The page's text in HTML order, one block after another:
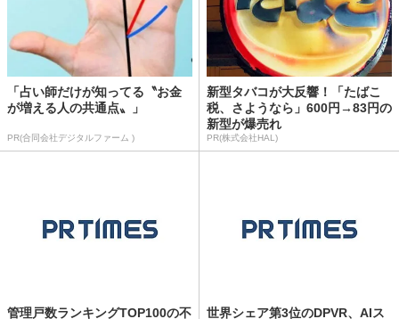
「占い師だけが知ってる〝お金
が増える人の共通点〟」
PR(合同会社デジタルファーム )
新型タバコが大反響！「たばこ
税、さようなら」600円→83円の
新型が爆売れ
PR(株式会社HAL)
管理戸数ランキングTOP100の不 世界シェア第3位のDPVR、AIス